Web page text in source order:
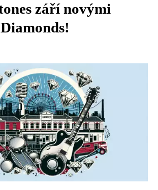
září novými